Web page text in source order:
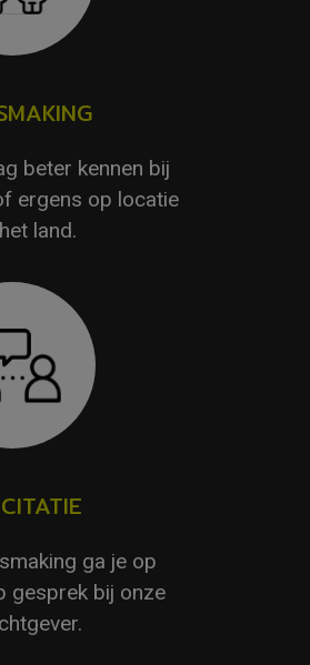
beter kennen bij
ergens op locatie
land.
ga je op
gesprek bij onze